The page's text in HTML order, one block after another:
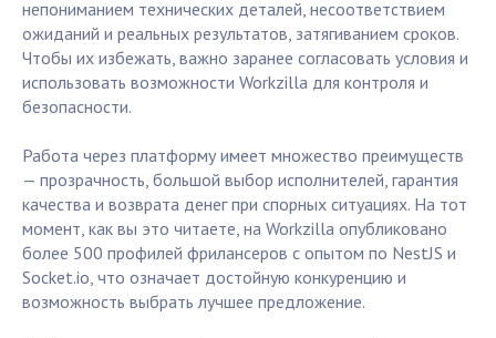
непониманием технических деталей, несоответствием
ожиданий и реальных результатов, затягиванием сроков.
Чтобы их избежать, важно заранее согласовать условия и
использовать возможности Workzilla для контроля и
безопасности.
Работа через платформу имеет множество преимуществ
— прозрачность, большой выбор исполнителей, гарантия
качества и возврата денег при спорных ситуациях. На тот
момент, как вы это читаете, на Workzilla опубликовано
более 500 профилей фрилансеров с опытом по NestJS и
Socket.io, что означает достойную конкуренцию и
возможность выбрать лучшее предложение.